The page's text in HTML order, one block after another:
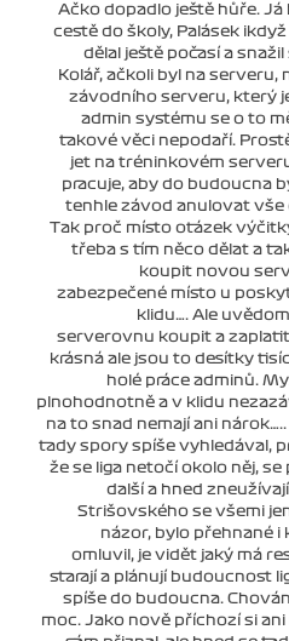
Ačko dopadlo ještě hůře. Já
cestě do školy, Palásek
dělal ještě počasí a
Kolář, ačkoli byl na
závodního serveru, který
admin systému se o to
takové věci nepodaří.
jet na tréninkovém
pracuje, aby do budoucna
tenhle závod anulovat vše
Tak proč místo otázek
třeba s tím něco dělat a
koupit novou
zabezpečené místo u
klidu…. Ale
serverovnu koupit a
krásná ale jsou to desítky
holé práce adminů.
plnohodnotně a v klidu
na to snad nemají ani
tady spory spíše vyhledával,
že se liga netočí okolo něj,
další a hned
Strišovského se všemi
názor, bylo přehnané i
omluvil, je vidět jaký má
starají a plánují budoucnost
spíše do budoucna.
moc. Jako nově příchozí si